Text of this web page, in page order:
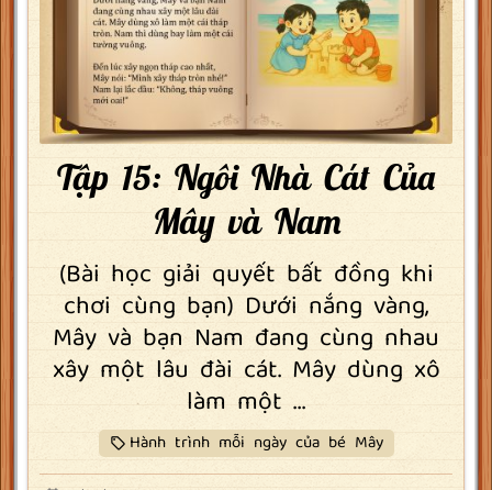
Tập 15: Ngôi Nhà Cát Của
Mây và Nam
(Bài học giải quyết bất đồng khi
chơi cùng bạn) Dưới nắng vàng,
Mây và bạn Nam đang cùng nhau
xây một lâu đài cát. Mây dùng xô
làm một ...
Hành trình mỗi ngày của bé Mây